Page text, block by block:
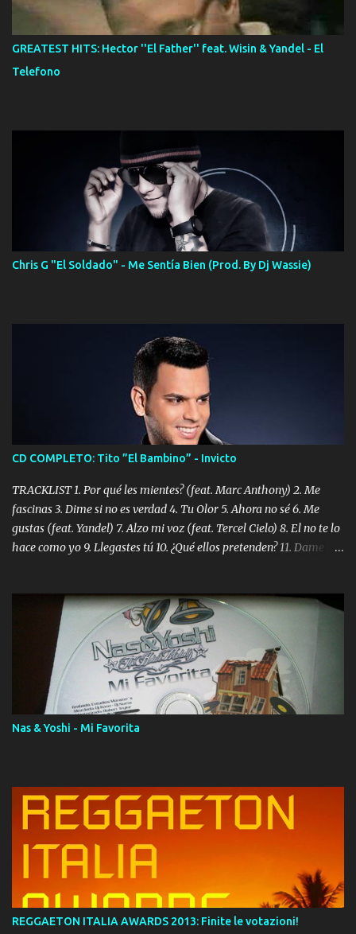
GREATEST HITS: Hector ''El Father'' feat. Wisin & Yandel - El
Telefono
Chris G "El Soldado" - Me Sentía Bien (Prod. By Dj Wassie)
CD COMPLETO: Tito ”El Bambino” - Invicto
TRACKLIST 1. Por qué les mientes? (feat. Marc Anthony) 2. Me
fascinas 3. Dime si no es verdad 4. Tu Olor 5. Ahora no sé 6. Me
gustas (feat. Yandel) 7. Alzo mi voz (feat. Tercel Cielo) 8. El no te lo
hace como yo 9. Llegastes tú 10. ¿Qué ellos pretenden? 11. Dame la
Digital Booklet – Invicto ----------------------------- Nota:
Album proposto al massimo della qualità in formato iTunes Plus
AAC M4A; comprato su iTunes e a disposizione vostra per il
download. REGGAETON ITALIA Nosotros Somos Los Del
Momento!
Nas & Yoshi - Mi Favorita
REGGAETON ITALIA AWARDS 2013: Finite le votazioni!